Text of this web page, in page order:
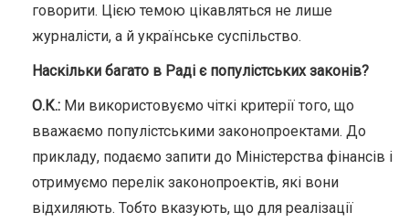
говорити. Цією темою цікавляться не лише
журналісти, а й українське суспільство.
Наскільки багато в Раді є популістських законів?
О.К.: Ми використовуємо чіткі критерії того, що
вважаємо популістськими законопроектами. До
прикладу, подаємо запити до Міністерства фінансів і
отримуємо перелік законопроектів, які вони
відхиляють. Тобто вказують, що для реалізації